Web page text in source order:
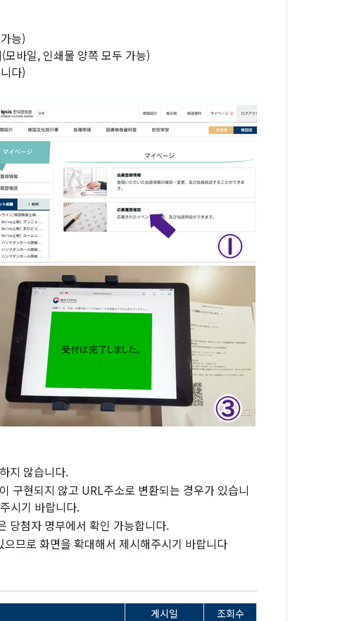
능)
바일, 인쇄물 양쪽 모두 가능)
다)
지 않습니다.
구현되지 않고 URL주소로 변환되는 경우가 있습니
시기 바랍니다.
당첨자 명부에서 확인 가능합니다.
므로 화면을 확대해서 제시해주시기 바랍니다
게시일
조회수